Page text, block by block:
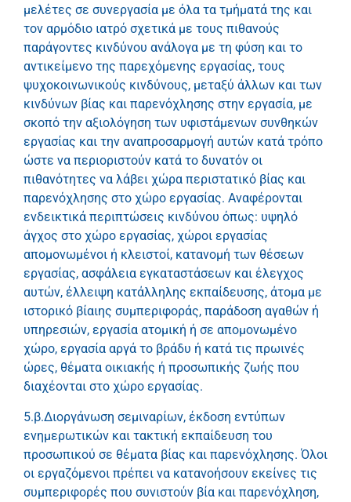
μελέτες σε συνεργασία με όλα τα τμήματά της και
τον αρμόδιο ιατρό σχετικά με τους πιθανούς
παράγοντες κινδύνου ανάλογα με τη φύση και το
αντικείμενο της παρεχόμενης εργασίας, τους
ψυχοκοινωνικούς κινδύνους, μεταξύ άλλων και των
κινδύνων βίας και παρενόχλησης στην εργασία, με
σκοπό την αξιολόγηση των υφιστάμενων συνθηκών
εργασίας και την αναπροσαρμογή αυτών κατά τρόπο
ώστε να περιοριστούν κατά το δυνατόν οι
πιθανότητες να λάβει χώρα περιστατικό βίας και
παρενόχλησης στο χώρο εργασίας. Αναφέρονται
ενδεικτικά περιπτώσεις κινδύνου όπως: υψηλό
άγχος στο χώρο εργασίας, χώροι εργασίας
απομονωμένοι ή κλειστοί, κατανομή των θέσεων
εργασίας, ασφάλεια εγκαταστάσεων και έλεγχος
αυτών, έλλειψη κατάλληλης εκπαίδευσης, άτομα με
ιστορικό βίαιης συμπεριφοράς, παράδοση αγαθών ή
υπηρεσιών, εργασία ατομική ή σε απομονωμένο
χώρο, εργασία αργά το βράδυ ή κατά τις πρωινές
ώρες, θέματα οικιακής ή προσωπικής ζωής που
διαχέονται στο χώρο εργασίας.
5.β.Διοργάνωση σεμιναρίων, έκδοση εντύπων
ενημερωτικών και τακτική εκπαίδευση του
προσωπικού σε θέματα βίας και παρενόχλησης. Όλοι
οι εργαζόμενοι πρέπει να κατανοήσουν εκείνες τις
συμπεριφορές που συνιστούν βία και παρενόχληση,